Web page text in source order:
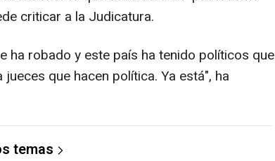
criticar a la Judicatura.
ha robado y este país ha tenido políticos que
que hacen política. Ya está", ha
temas